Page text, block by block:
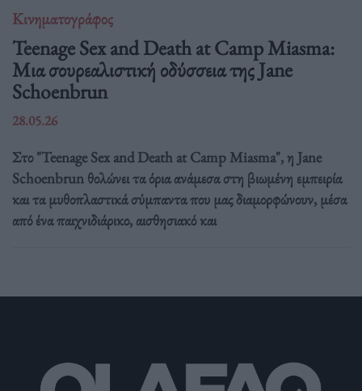
Κινηματογράφος
Teenage Sex and Death at Camp Miasma:
Μια σουρεαλιστική οδύσσεια της Jane
Schoenbrun
28.05.26
Στο "Teenage Sex and Death at Camp Miasma", η Jane
Schoenbrun θολώνει τα όρια ανάμεσα στη βιωμένη εμπειρία
και τα μυθοπλαστικά σύμπαντα που μας διαμορφώνουν, μέσα
από ένα παιχνιδιάρικο, αισθησιακό και